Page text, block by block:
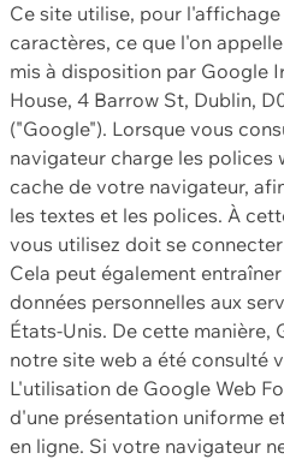
Ce site utilise, pour
caractères, ce que l'on
mis à disposition par Google
House, 4 Barrow St, Dublin,
("Google"). Lorsque vous
navigateur charge les polices
cache de votre navigateur,
les textes et les polices. À
vous utilisez doit se
Cela peut également
données personnelles aux
États-Unis. De cette manière,
notre site web a été consulté
L'utilisation de Google Web
d'une présentation uniforme
en ligne. Si votre navigateur